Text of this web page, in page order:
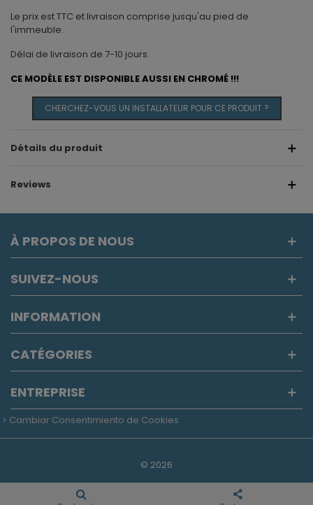
Le prix est TTC et livraison comprise jusqu'au pied de
l'immeuble.
Délai de livraison de 7-10 jours.
CE MODÈLE EST DISPONIBLE AUSSI EN CHROMÉ !!!
CHERCHEZ-VOUS UN INSTALLATEUR POUR CE PRODUIT ?
Détails du produit
Reviews
À PROPOS DE NOUS
SUIVEZ-NOUS
INFORMATION
CATÉGORIES
ENTREPRISE
Cambiar Consentimiento de Cookies
© 2026